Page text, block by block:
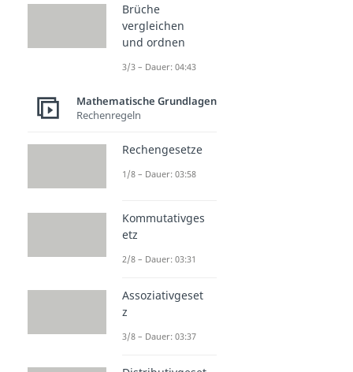
Brüche
vergleichen
und ordnen
3/3 – Dauer: 04:43
Mathematische Grundlagen
Rechenregeln
Rechengesetze
1/8 – Dauer: 03:58
Kommutativges
etz
2/8 – Dauer: 03:31
Assoziativgeset
z
3/8 – Dauer: 03:37